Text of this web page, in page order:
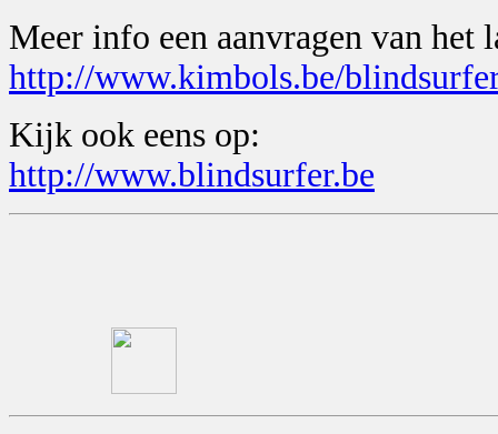
Meer info een aanvragen van het
http://www.kimbols.be/
Kijk ook eens op:
http://www.blindsurfer.be